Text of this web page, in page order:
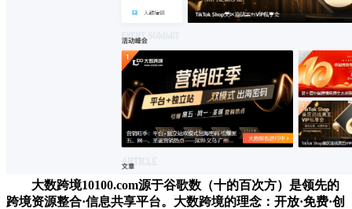
大数跨境10100.com源于谷歌数（十的百次方）是领先的
跨境资源整合·信息共享平台。大数跨境的理念：开放·免费·创